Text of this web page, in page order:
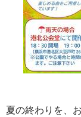
夏の終わりを、